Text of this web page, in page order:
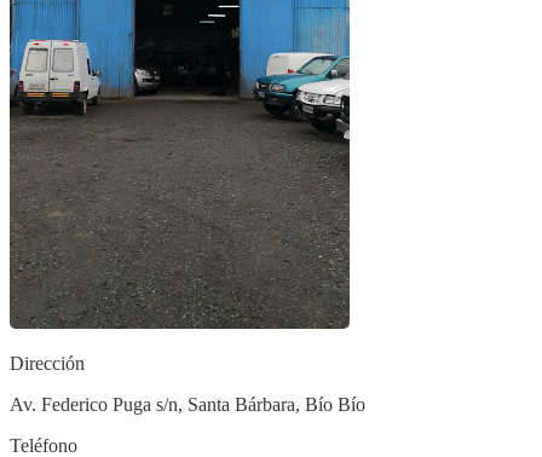
Dirección
Av. Federico Puga s/n, Santa Bárbara, Bío Bío
Teléfono